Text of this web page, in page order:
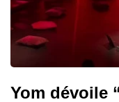
Yom dévoile